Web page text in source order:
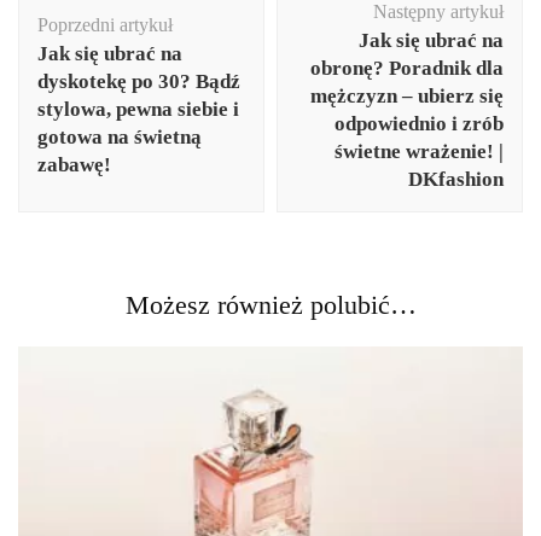
wpisu
Poprzedni artykuł
Jak się ubrać na
dyskotekę po 30? Bądź
stylowa, pewna siebie i
gotowa na świetną
zabawę!
Następny artykuł
Jak się ubrać na
obronę? Poradnik dla
mężczyzn – ubierz się
odpowiednio i zrób
świetne wrażenie! |
DKfashion
Możesz również polubić…